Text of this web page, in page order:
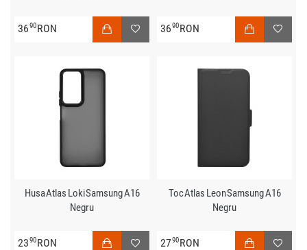
3690RON 3690RON
Husa Atlas Loki Samsung A16
Negru
2390RON
Toc Atlas Leon Samsung A16
Negru
2790RON